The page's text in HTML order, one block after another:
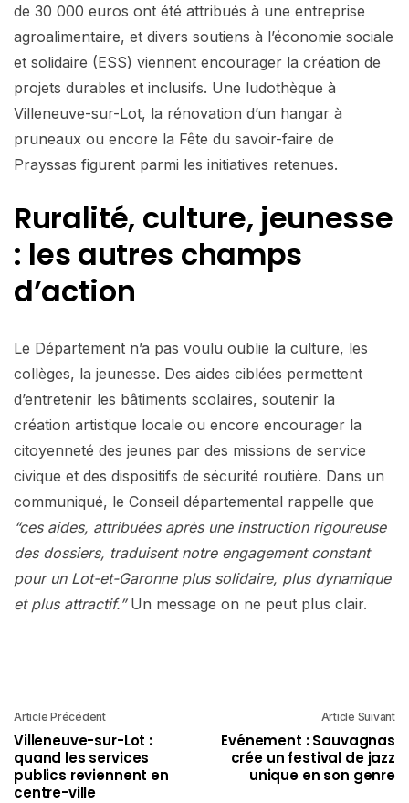
de 30 000 euros ont été attribués à une entreprise
agroalimentaire, et divers soutiens à l’économie sociale
et solidaire (ESS) viennent encourager la création de
projets durables et inclusifs. Une ludothèque à
Villeneuve-sur-Lot, la rénovation d’un hangar à
pruneaux ou encore la Fête du savoir-faire de
Prayssas figurent parmi les initiatives retenues.
Ruralité, culture, jeunesse
: les autres champs
d’action
Le Département n’a pas voulu oublie la culture, les
collèges, la jeunesse. Des aides ciblées permettent
d’entretenir les bâtiments scolaires, soutenir la
création artistique locale ou encore encourager la
citoyenneté des jeunes par des missions de service
civique et des dispositifs de sécurité routière. Dans un
communiqué, le Conseil départemental rappelle que
“ces aides, attribuées après une instruction rigoureuse
des dossiers, traduisent notre engagement constant
pour un Lot-et-Garonne plus solidaire, plus dynamique
et plus attractif.”Un message on ne peut plus clair.
Article Précédent
Villeneuve-sur-Lot :
quand les services
publics reviennent en
centre-ville
Article Suivant
Evénement : Sauvagnas
crée un festival de jazz
unique en son genre